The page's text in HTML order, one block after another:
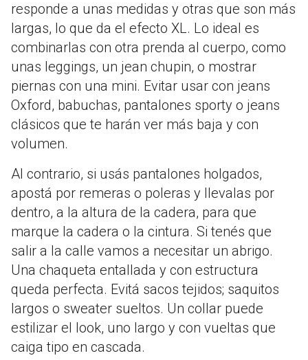
responde a unas medidas y otras que son más
largas, lo que da el efecto XL. Lo ideal es
combinarlas con otra prenda al cuerpo, como
unas leggings, un jean chupin, o mostrar
piernas con una mini. Evitar usar con jeans
Oxford, babuchas, pantalones sporty o jeans
clásicos que te harán ver más baja y con
volumen.
Al contrario, si usás pantalones holgados,
apostá por remeras o poleras y llevalas por
dentro, a la altura de la cadera, para que
marque la cadera o la cintura. Si tenés que
salir a la calle vamos a necesitar un abrigo.
Una chaqueta entallada y con estructura
queda perfecta. Evitá sacos tejidos; saquitos
largos o sweater sueltos. Un collar puede
estilizar el look, uno largo y con vueltas que
caiga tipo en cascada.